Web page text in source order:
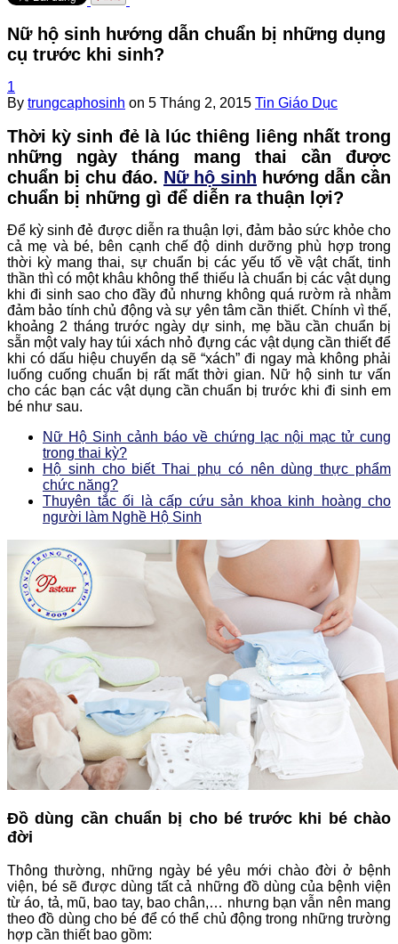
Nữ hộ sinh hướng dẫn chuẩn bị những dụng
cụ trước khi sinh?
1
By trungcaphosinh on 5 Tháng 2, 2015 Tin Giáo Dục
Thời kỳ sinh đẻ là lúc thiêng liêng nhất trong
những ngày tháng mang thai cần được
chuẩn bị chu đáo. Nữ hộ sinh hướng dẫn cần
chuẩn bị những gì để diễn ra thuận lợi?
Để kỳ sinh đẻ được diễn ra thuận lợi, đảm bảo sức khỏe cho
cả mẹ và bé, bên cạnh chế độ dinh dưỡng phù hợp trong
thời kỳ mang thai, sự chuẩn bị các yếu tố về vật chất, tinh
thần thì có một khâu không thể thiếu là chuẩn bị các vật dụng
khi đi sinh sao cho đầy đủ nhưng không quá rườm rà nhằm
đảm bảo tính chủ động và sự yên tâm cần thiết. Chính vì thế,
khoảng 2 tháng trước ngày dự sinh, mẹ bầu cần chuẩn bị
sẵn một valy hay túi xách nhỏ đựng các vật dụng cần thiết để
khi có dấu hiệu chuyển dạ sẽ “xách” đi ngay mà không phải
luống cuống chuẩn bị rất mất thời gian. Nữ hộ sinh tư vấn
cho các bạn các vật dụng cần chuẩn bị trước khi đi sinh em
bé như sau.
Nữ Hộ Sinh cảnh báo về chứng lạc nội mạc tử cung
trong thai kỳ?
Hộ sinh cho biết Thai phụ có nên dùng thực phẩm
chức năng?
Thuyên tắc ối là cấp cứu sản khoa kinh hoàng cho
người làm Nghề Hộ Sinh
Đồ dùng cần chuẩn bị cho bé trước khi bé chào
đời
Thông thường, những ngày bé yêu mới chào đời ở bệnh
viện, bé sẽ được dùng tất cả những đồ dùng của bệnh viện
từ áo, tả, mũ, bao tay, bao chân,… nhưng bạn vẫn nên mang
theo đồ dùng cho bé để có thể chủ động trong những trường
hợp cần thiết bao gồm: